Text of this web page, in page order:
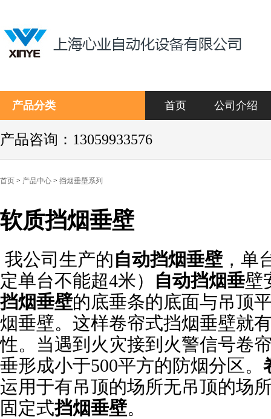
产品分类 首页 公司介绍
产品咨询：13059933576
首页 > 产品中心 > 挡烟垂壁系列
软质挡烟垂壁
关键词：软质挡烟垂壁
我公司生产的自动挡烟垂壁 ，单
定单台不能超4米）
自动挡烟垂壁
挡烟垂壁的底垂条的底面与吊顶
烟垂壁。这样卷帘式挡烟垂壁就
性。当遇到火灾接到火警信号卷
垂形成小于500平方的防烟分区。
运用于有吊顶的场所无吊顶的场
固定式挡烟垂壁。